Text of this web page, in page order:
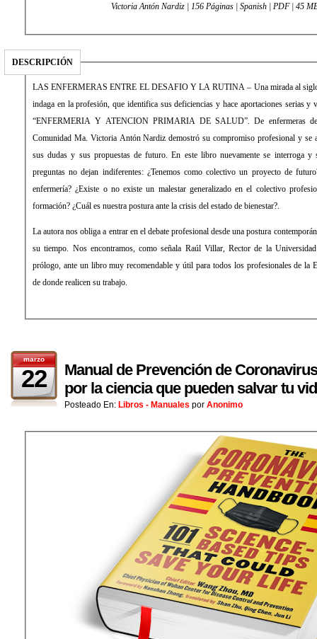
Victoria Antón Nardiz | 156 Páginas | Spanish | PDF | 45
DESCRIPCIÓN
LAS ENFERMERAS ENTRE EL DESAFIO Y LA RUTINA – Una mirada al
indaga en la profesión, que identifica sus deficiencias y hace aportaciones serias y
“ENFERMERIA Y ATENCION PRIMARIA DE SALUD”. De enfermeras
Comunidad Ma. Victoria Antón Nardiz demostró su compromiso profesional y se
sus dudas y sus propuestas de futuro. En este libro nuevamente se interroga y
preguntas no dejan indiferentes: ¿Tenemos como colectivo un proyecto de
enfermería? ¿Existe o no existe un malestar generalizado en el colectivo
formación? ¿Cuál es nuestra postura ante la crisis del estado de bienestar?.
La autora nos obliga a entrar en el debate profesional desde una postura
su tiempo. Nos encontramos, como señala Raúl Villar, Rector de la
prólogo, ante un libro muy recomendable y útil para todos los profesionales de la
de donde realicen su trabajo.
marzo
22
Manual de Prevención de
por la ciencia que pueden salvar tu
Posteado En: Libros - Manuales por Anonimo